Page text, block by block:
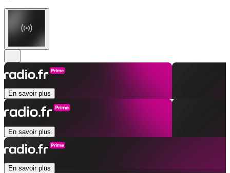
En savoir plus
En savoir plus
En savoir plus